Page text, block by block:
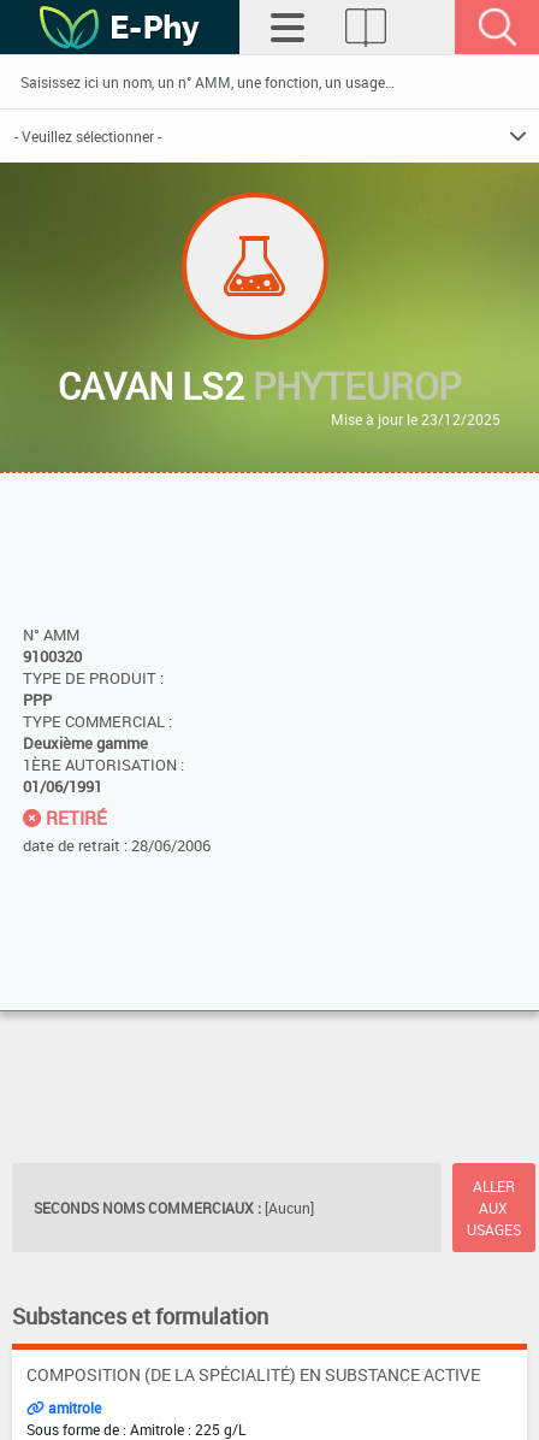
CAVAN LS2 PHYTEUROP
Mise à jour le 23/12/2025
N° AMM
9100320
TYPE DE PRODUIT :
PPP
TYPE COMMERCIAL :
Deuxième gamme
1ÈRE AUTORISATION :
01/06/1991
RETIRÉ
date de retrait : 28/06/2006
SECONDS NOMS COMMERCIAUX : [Aucun]
ALLER
AUX
USAGES
Substances et formulation
COMPOSITION (DE LA SPÉCIALITÉ) EN SUBSTANCE ACTIVE
amitrole
Sous forme de : Amitrole : 225 g/L